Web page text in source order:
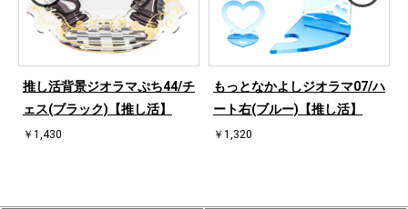
推し活背景ジオラマぷち44/チ
ェス(ブラック)【推し活】
￥1,430
もっとなかよしジオラマ07/ハ
ート右(ブルー)【推し活】
￥1,320